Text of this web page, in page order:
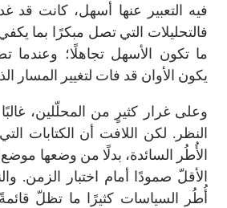
فيه التعبير عنها أسهل، كانت قد
فالتحليلات التي تصل مبكرًا بما يكفي
ما تكون الأسهل تجاهلًا؛ وعندما
يكون الأوان قد فات لتغيير المسار
وعلى غرار كثيرٍ من المحلّلين،
النظر. لكن اللافت أن الكتابات
الأُطُر السائدة، بدلًا من وضعها موضع
الأقلّ صمودًا أمام اختبار الزمن.
أُطُر السياسات كثيرًا ما تظلّ